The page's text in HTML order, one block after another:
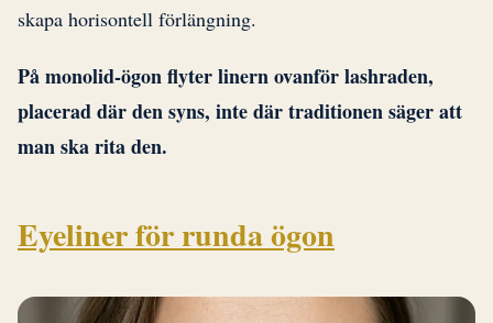
skapa horisontell förlängning.
På monolid-ögon flyter linern ovanför lashraden,
placerad där den syns, inte där traditionen säger att
man ska rita den.
Eyeliner för runda ögon